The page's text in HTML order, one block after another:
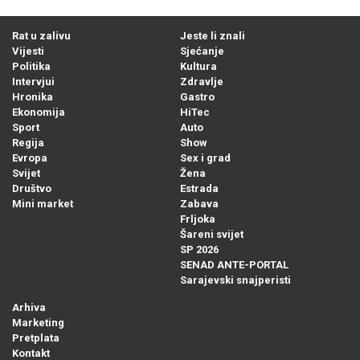
Rat u zalivu
Vijesti
Politika
Intervjui
Hronika
Ekonomija
Sport
Regija
Evropa
Svijet
Društvo
Mini market
Jeste li znali
Sjećanje
Kultura
Zdravlje
Gastro
HiTec
Auto
Show
Sex i grad
Žena
Estrada
Zabava
Frljoka
Šareni svijet
SP 2026
SENAD ANTE-PORTAL
Sarajevski snajperisti
Arhiva
Marketing
Pretplata
Kontakt